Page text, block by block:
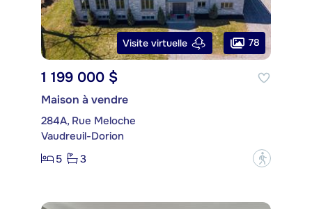
Visite virtuelle 78
1 199 000 $
Maison à vendre
284A, Rue Meloche
Vaudreuil-Dorion
5
3 ?